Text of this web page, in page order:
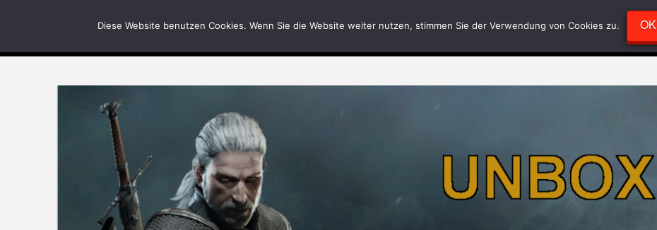
News BilderBlödsinn Geschriebenes RätselEcke Test-Labor
Diese Website benutzen Cookies. Wenn Sie die Website weiter nutzen, stimmen Sie der Verwendung von Cookies zu. OK